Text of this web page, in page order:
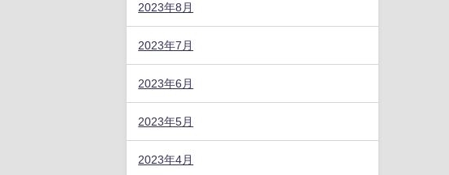
2023年8月
2023年7月
2023年6月
2023年5月
2023年4月